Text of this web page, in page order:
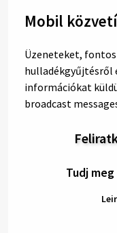
Mobil
Üzeneteket, fontos
hulladékgyűjtésről
információkat
broadcast
Tudj